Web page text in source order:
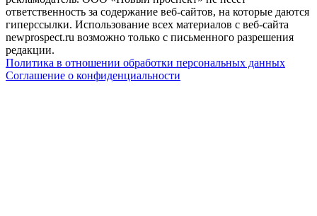
ответственность за содержание веб-сайтов, на которые даются
гиперссылки. Использование всех материалов с веб-сайта
newprospect.ru возможно только с письменного разрешения
редакции.
Политика в отношении обработки персональных данных
Соглашение о конфиденциальности